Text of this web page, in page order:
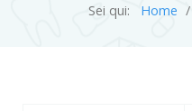
Sei qui: Home